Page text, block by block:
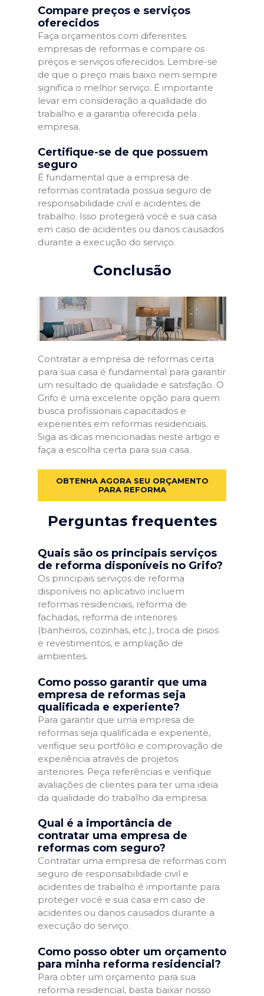
Compare preços e serviços
oferecidos
Faça orçamentos com diferentes
empresas de reformas e compare os
preços e serviços oferecidos. Lembre-se
de que o preço mais baixo nem sempre
significa o melhor serviço. É importante
levar em consideração a qualidade do
trabalho e a garantia oferecida pela
empresa.
Certifique-se de que possuem
seguro
É fundamental que a empresa de
reformas contratada possua seguro de
responsabilidade civil e acidentes de
trabalho. Isso protegerá você e sua casa
em caso de acidentes ou danos causados
durante a execução do serviço.
Conclusão
Contratar a empresa de reformas certa
para sua casa é fundamental para garantir
um resultado de qualidade e satisfação. O
Grifo é uma excelente opção para quem
busca profissionais capacitados e
experientes em reformas residenciais.
Siga as dicas mencionadas neste artigo e
faça a escolha certa para sua casa.
OBTENHA AGORA SEU ORÇAMENTO
PARA REFORMA
Perguntas frequentes
Quais são os principais serviços
de reforma disponíveis no Grifo?
Os principais serviços de reforma
disponíveis no aplicativo incluem
reformas residenciais, reforma de
fachadas, reforma de interiores
(banheiros, cozinhas, etc.), troca de pisos
e revestimentos, e ampliação de
ambientes.
Como posso garantir que uma
empresa de reformas seja
qualificada e experiente?
Para garantir que uma empresa de
reformas seja qualificada e experiente,
verifique seu portfólio e comprovação de
experiência através de projetos
anteriores. Peça referências e verifique
avaliações de clientes para ter uma ideia
da qualidade do trabalho da empresa.
Qual é a importância de
contratar uma empresa de
reformas com seguro?
Contratar uma empresa de reformas com
seguro de responsabilidade civil e
acidentes de trabalho é importante para
proteger você e sua casa em caso de
acidentes ou danos causados durante a
execução do serviço.
Como posso obter um orçamento
para minha reforma residencial?
Para obter um orçamento para sua
reforma residencial, basta baixar nosso